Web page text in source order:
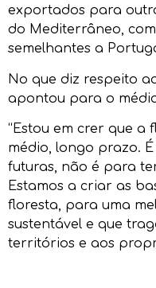
exportados para
do Mediterrâneo,
semelhantes a
No que diz respeito
apontou para o
“Estou em crer que a
médio, longo prazo.
futuras, não é para
Estamos a criar as
floresta, para uma
sustentável e que
territórios e aos